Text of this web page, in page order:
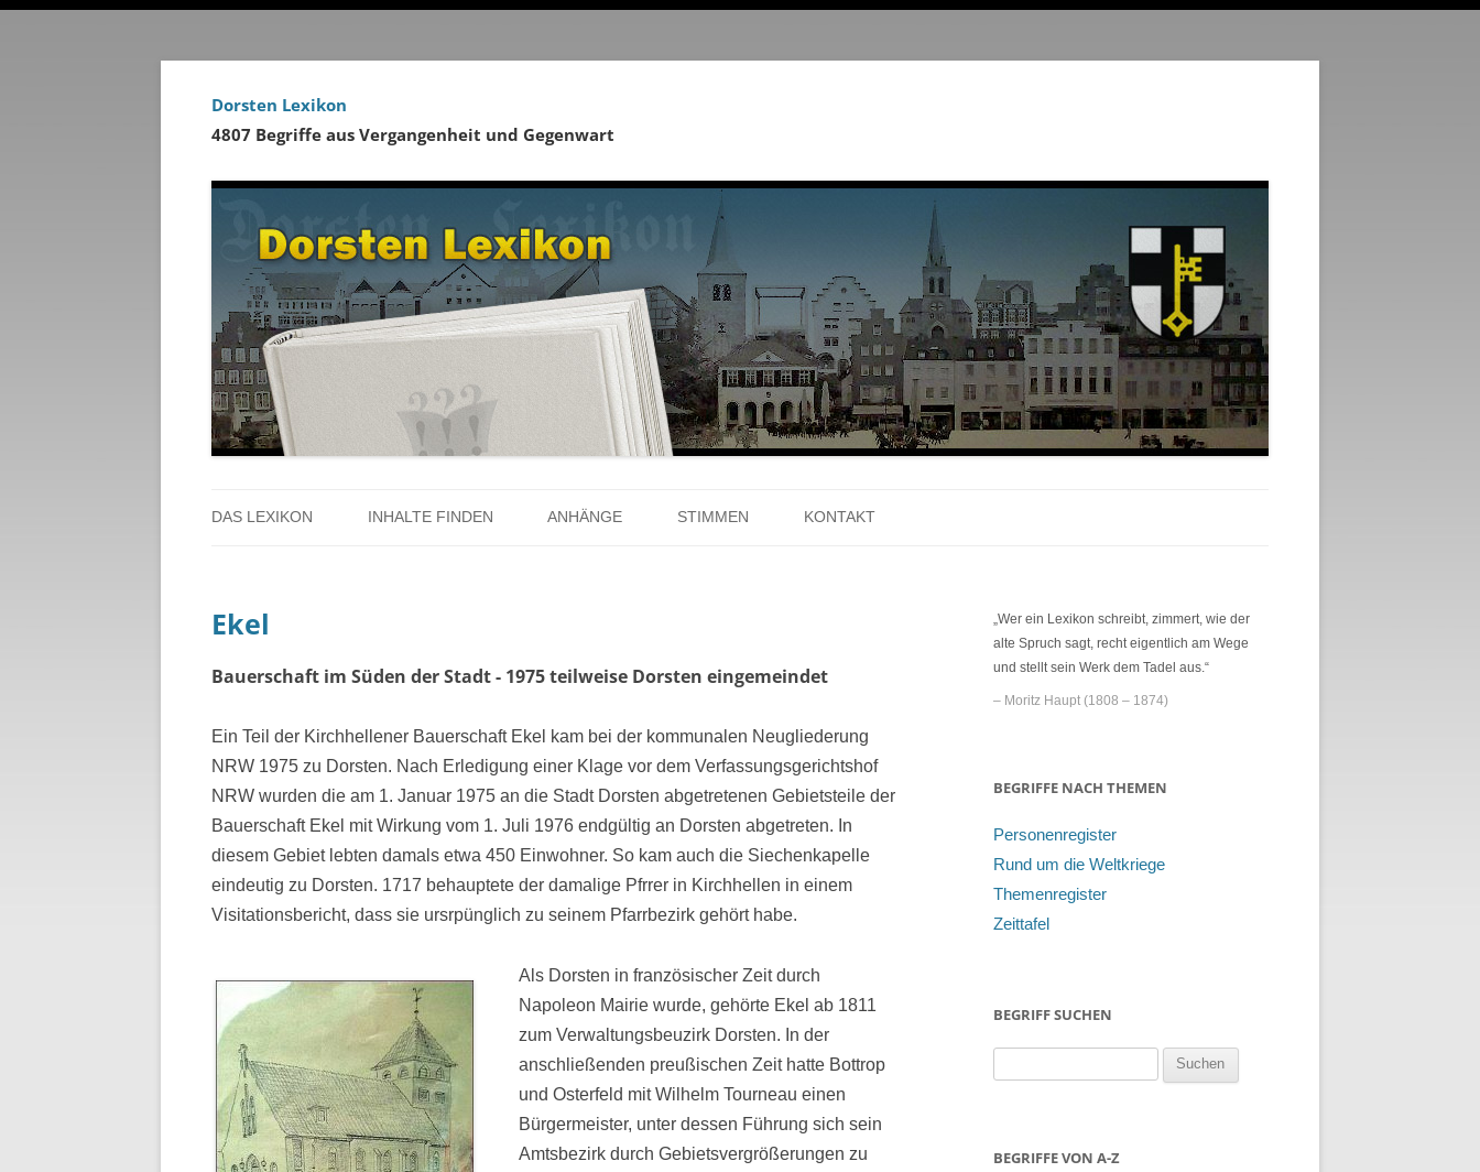
Dorsten Lexikon
4807 Begriffe aus Vergangenheit und Gegenwart
zum
DAS LEXIKON
ÜBER DAS PROJEKT
INHALTE FINDEN
RUND UM DIE WELTKRIEGE
ZEITTAFEL
ANHÄNGE
LINKS
STIMMEN KONTAKT
DANK
Ekel
Bauerschaft im Süden der Stadt - 1975 teilweise Dorsten eingemeindet
Ein Teil der Kirchhellener Bauerschaft Ekel kam bei der kommunalen Neugliederung
NRW 1975 zu Dorsten. Nach Erledigung einer Klage vor dem Verfassungsgerichtshof
NRW wurden die am 1. Januar 1975 an die Stadt Dorsten abgetretenen Gebietsteile der
Bauerschaft Ekel mit Wirkung vom 1. Juli 1976 endgültig an Dorsten abgetreten. In
diesem Gebiet lebten damals etwa 450 Einwohner. So kam auch die Siechenkapelle
eindeutig zu Dorsten. 1717 behauptete der damalige Pfrrer in Kirchhellen in einem
Visitationsbericht, dass sie ursrpünglich zu seinem Pfarrbezirk gehört habe.
Als Dorsten in französischer Zeit durch
Napoleon Mairie wurde, gehörte Ekel ab 1811
zum Verwaltungsbeuzirk Dorsten. In der
anschließenden preußischen Zeit hatte Bottrop
und Osterfeld mit Wilhelm Tourneau einen
Bürgermeister, unter dessen Führung sich sein
Amtsbezirk durch Gebietsvergrößerungen zu
„Wer ein Lexikon schreibt, zimmert, wie der
alte Spruch sagt, recht eigentlich am Wege
und stellt sein Werk dem Tadel aus.“
– Moritz Haupt (1808 – 1874)
BEGRIFFE NACH THEMEN
Personenregister
Rund um die Weltkriege
Themenregister
Zeittafel
BEGRIFF SUCHEN
h
BEGRIFFE VON A-Z